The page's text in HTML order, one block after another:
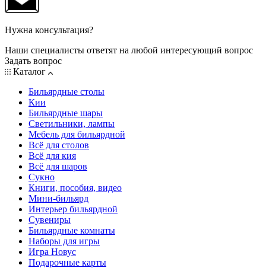
Нужна консультация?
Наши специалисты ответят на любой интересующий вопрос
Задать вопрос
Каталог
Бильярдные столы
Кии
Бильярдные шары
Светильники, лампы
Мебель для бильярдной
Всё для столов
Всё для кия
Всё для шаров
Сукно
Книги, пособия, видео
Мини-бильярд
Интерьер бильярдной
Сувениры
Бильярдные комнаты
Наборы для игры
Игра Новус
Подарочные карты